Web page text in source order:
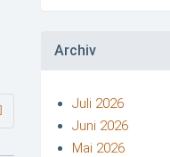
Archiv
Juli 2026
Juni 2026
Mai 2026